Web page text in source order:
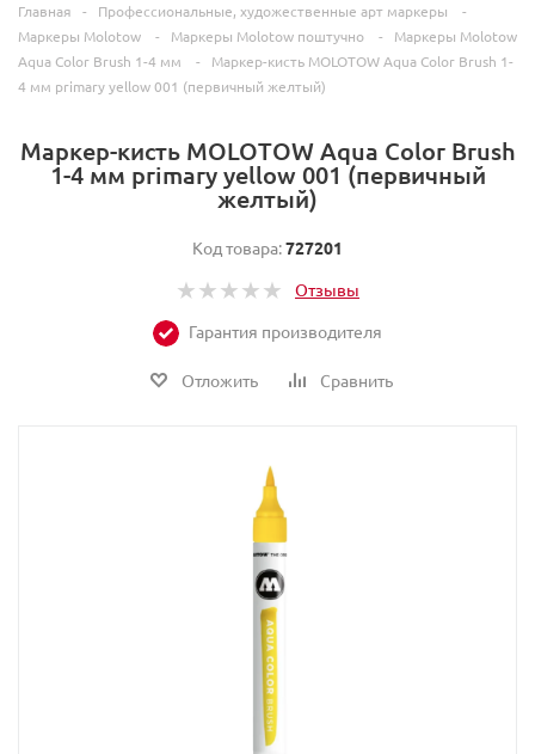
Главная - Профессиональные, художественные арт маркеры
-
Маркеры Molotow
- Маркеры Molotow поштучно -
Маркеры Molotow
Aqua Color Brush 1-4 мм
-
Маркер-кисть MOLOTOW Aqua Color Brush 1-
4 мм primary yellow 001 (первичный желтый)
Маркер-кисть MOLOTOW Aqua Color Brush
1-4 мм primary yellow 001 (первичный
желтый)
Код товара:727201
Отзывы
Гарантия производителя
Отложить Сравнить